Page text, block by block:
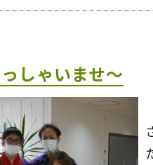
しゃいませ～